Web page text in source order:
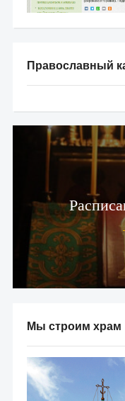
Православный
Мы строим храм